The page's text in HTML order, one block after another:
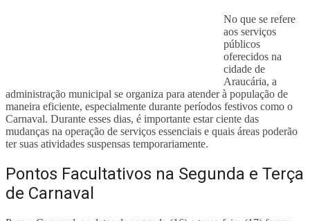
No que se refere
aos serviços
públicos
oferecidos na
cidade de
Araucária, a
administração municipal se organiza para atender à população de
maneira eficiente, especialmente durante períodos festivos como o
Carnaval. Durante esses dias, é importante estar ciente das
mudanças na operação de serviços essenciais e quais áreas poderão
ter suas atividades suspensas temporariamente.
Pontos Facultativos na Segunda e Terça
de Carnaval